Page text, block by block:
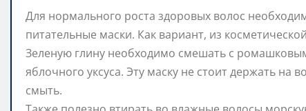
Для нормального роста здоровых волос
питательные маски. Как вариант, из
Зеленую глину необходимо смешать с
яблочного уксуса. Эту маску не стоит держать на
смыть.